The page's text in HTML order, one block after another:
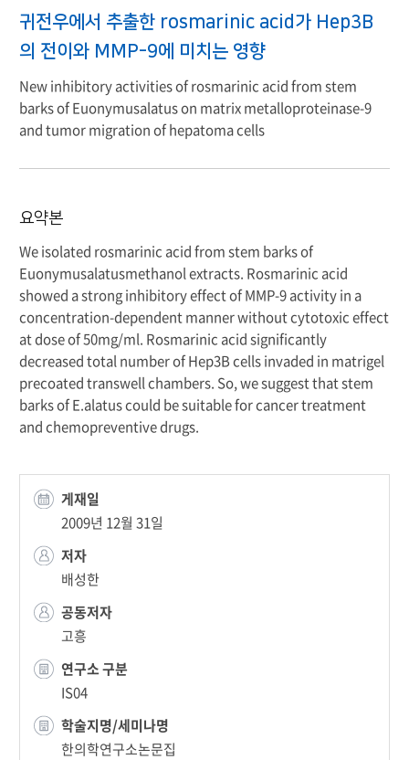
귀전우에서 추출한 rosmarinic acid가 Hep3B
의 전이와 MMP-9에 미치는 영향
New inhibitory activities of rosmarinic acid from stem
barks of Euonymusalatus on matrix metalloproteinase-9
and tumor migration of hepatoma cells
요약본
We isolated rosmarinic acid from stem barks of
Euonymusalatusmethanol extracts. Rosmarinic acid
showed a strong inhibitory effect of MMP-9 activity in a
concentration-dependent manner without cytotoxic effect
at dose of 50mg/ml. Rosmarinic acid significantly
decreased total number of Hep3B cells invaded in matrigel
precoated transwell chambers. So, we suggest that stem
barks of E.alatus could be suitable for cancer treatment
and chemopreventive drugs.
게재일
2009년 12월 31일
저자
배성한
공동저자
고흥
연구소 구분
IS04
학술지명/세미나명
한의학연구소논문집